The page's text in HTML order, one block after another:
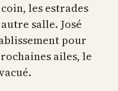
les estrades
salle. José
pour
ailes, le